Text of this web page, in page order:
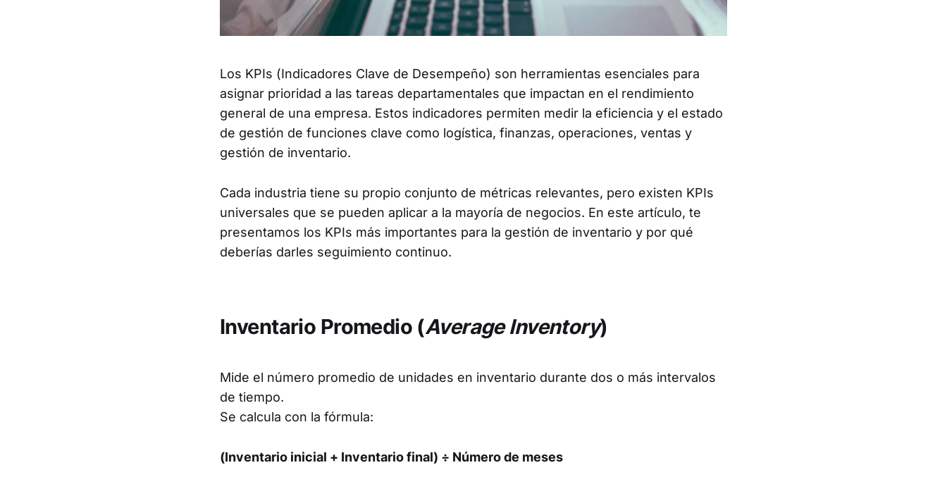
Los KPIs (Indicadores Clave de Desempeño) son herramientas esenciales para
asignar prioridad a las tareas departamentales que impactan en el rendimiento
general de una empresa. Estos indicadores permiten medir la eficiencia y el estado
de gestión de funciones clave como logística, finanzas, operaciones, ventas y
gestión de inventario.
Cada industria tiene su propio conjunto de métricas relevantes, pero existen KPIs
universales que se pueden aplicar a la mayoría de negocios. En este artículo, te
presentamos los KPIs más importantes para la gestión de inventario y por qué
deberías darles seguimiento continuo.
Inventario Promedio (Average Inventory)
Mide el número promedio de unidades en inventario durante dos o más intervalos
de tiempo.
Se calcula con la fórmula:
(Inventario inicial + Inventario final) ÷ Número de meses